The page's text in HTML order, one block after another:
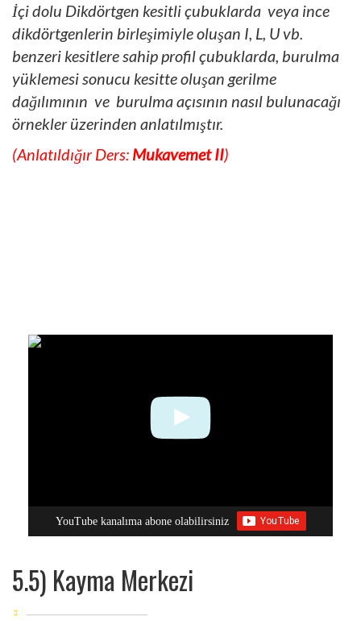
İçi dolu Dikdörtgen kesitli çubuklarda veya ince
dikdörtgenlerin birleşimiyle oluşan I, L, U vb.
benzeri kesitlere sahip profil çubuklarda, burulma
yüklemesi sonucu kesitte oluşan gerilme
dağılımının ve burulma açısının nasıl bulunacağı
örnekler üzerinden anlatılmıştır.
(Anlatıldığır Ders: Mukavemet II)
YouTube kanalıma abone olabilirsiniz
5.5) Kayma Merkezi